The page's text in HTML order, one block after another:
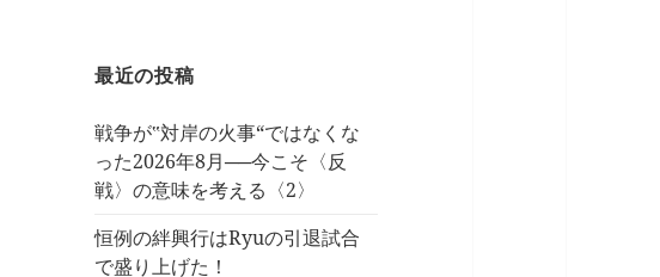
最近の投稿
戦争が‟対岸の火事“ではなくな
った2026年8月──今こそ〈反
戦〉の意味を考える〈2〉
恒例の絆興行はRyuの引退試合
で盛り上げた！